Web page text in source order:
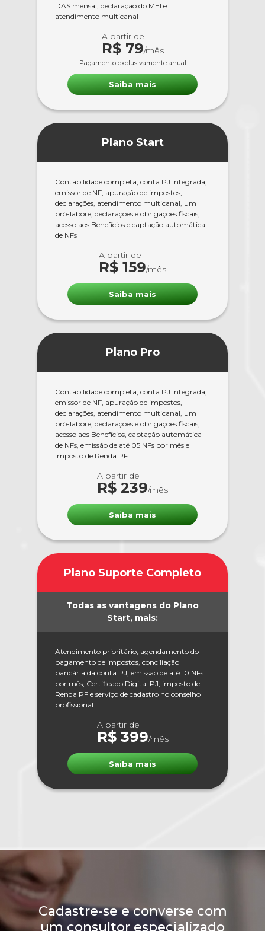
DAS mensal, declaração do MEI e
atendimento multicanal
A partir de
R$ 79/mês
Pagamento exclusivamente anual
Saiba mais
Plano Start
Contabilidade completa, conta PJ integrada,
emissor de NF, apuração de impostos,
declarações, atendimento multicanal, um
pró-labore, declarações e obrigações fiscais,
acesso aos Benefícios e captação automática
de NFs
A partir de
R$ 159/mês
Saiba mais
Plano Pro
Contabilidade completa, conta PJ integrada,
emissor de NF, apuração de impostos,
declarações, atendimento multicanal, um
pró-labore, declarações e obrigações fiscais,
acesso aos Benefícios, captação automática
de NFs, emissão de até 05 NFs por mês e
Imposto de Renda PF
A partir de
R$ 239/mês
Saiba mais
Plano Suporte Completo
Todas as vantagens do Plano
Start, mais:
Atendimento prioritário, agendamento do
pagamento de impostos, conciliação
bancária da conta PJ, emissão de até 10 NFs
por mês, Certificado Digital PJ, imposto de
Renda PF e serviço de cadastro no conselho
profissional
A partir de
R$ 399/mês
Saiba mais
Cadastre-se e converse com
um consultor especializado